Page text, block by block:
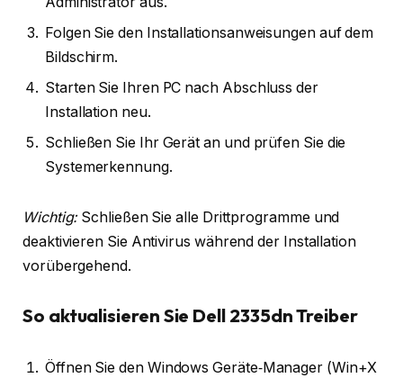
Folgen Sie den Installationsanweisungen auf dem
Bildschirm.
Starten Sie Ihren PC nach Abschluss der
Installation neu.
Schließen Sie Ihr Gerät an und prüfen Sie die
Systemerkennung.
Wichtig:Schließen Sie alle Drittprogramme und
deaktivieren Sie Antivirus während der Installation
vorübergehend.
So aktualisieren Sie Dell 2335dn Treiber
Öffnen Sie den Windows Geräte‑Manager (Win+X